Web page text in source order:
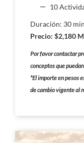
10
Duración: 30
Precio: $2,180
Por favor contactar
conceptos que
*El importe en pesos
de cambio vigente al